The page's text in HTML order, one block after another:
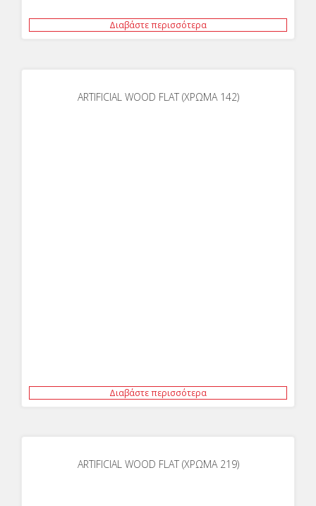
Διαβάστε περισσότερα
ARTIFICIAL WOOD FLAT (ΧΡΩΜΑ 142)
Διαβάστε περισσότερα
ARTIFICIAL WOOD FLAT (ΧΡΩΜΑ 219)